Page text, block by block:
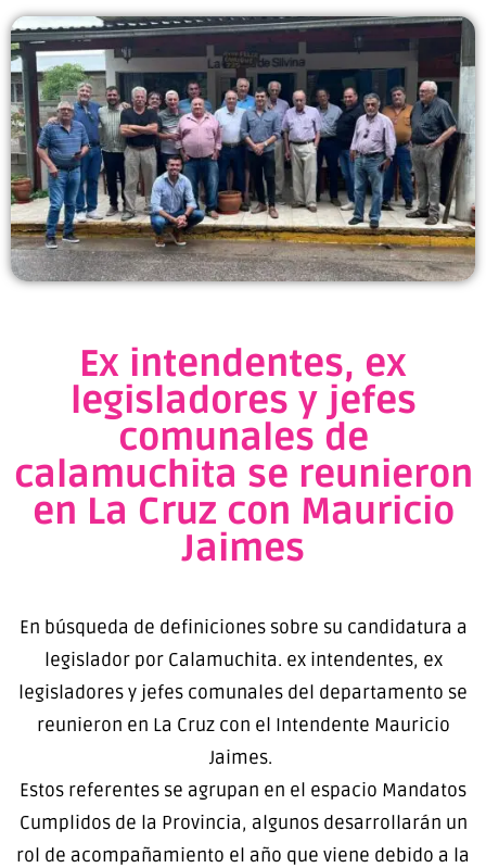
Ex intendentes, ex
legisladores y jefes
comunales de
calamuchita se reunieron
en La Cruz con Mauricio
Jaimes
En búsqueda de definiciones sobre su candidatura a
legislador por Calamuchita. ex intendentes, ex
legisladores y jefes comunales del departamento se
reunieron en La Cruz con el Intendente Mauricio
Jaimes.
Estos referentes se agrupan en el espacio Mandatos
Cumplidos de la Provincia, algunos desarrollarán un
rol de acompañamiento el año que viene debido a la